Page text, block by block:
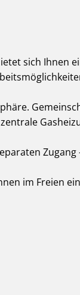
sich Ihnen
Zugang
im Freien